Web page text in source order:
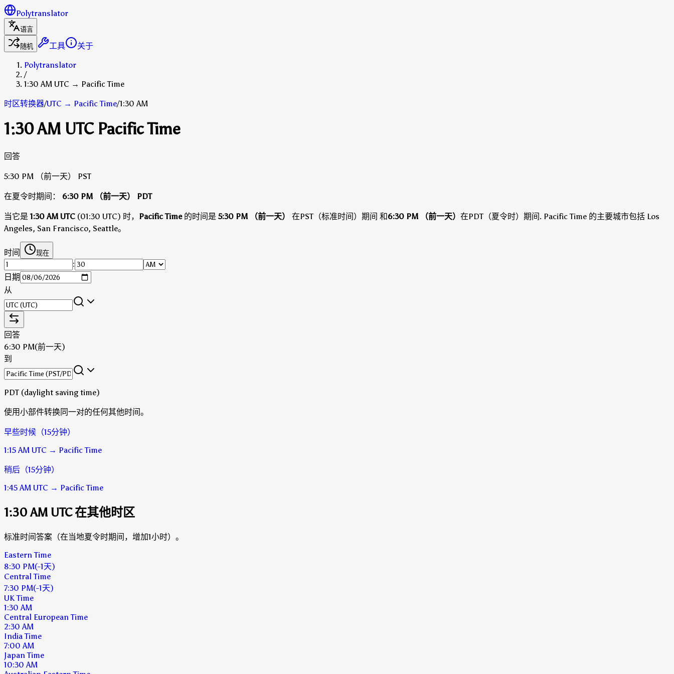
Polytranslator
语言
随机
工具
关于
Polytranslator
/
1:30 AM UTC → Pacific Time
时区转换器/UTC → Pacific Time/1:30 AM
1:30 AM UTC Pacific Time
回答
5:30 PM （前一天） PST
在夏令时期间： 6:30 PM （前一天） PDT
当它是1:30 AM UTC (01:30 UTC) 时， Pacific Time的时间是 5:30 PM （前一天） 在PST（标准时间）期间 和6:30 PM （前一天） 在PDT（夏令时）期间. Pacific Time 的主要城市包括 Los
Angeles, San Francisco, Seattle。
时间 现在
:
日期
从
回答
6:30 PM(前一天)
到
PDT (daylight saving time)
使用小部件转换同一对的任何其他时间。
早些时候（15分钟）
1:15 AM UTC → Pacific Time
稍后（15分钟）
1:45 AM UTC → Pacific Time
1:30 AM UTC 在其他时区
标准时间答案（在当地夏令时期间，增加1小时）。
Eastern Time
8:30 PM(-1天)
Central Time
7:30 PM(-1天)
UK Time
1:30 AM
Central European Time
2:30 AM
India Time
7:00 AM
Japan Time
10:30 AM